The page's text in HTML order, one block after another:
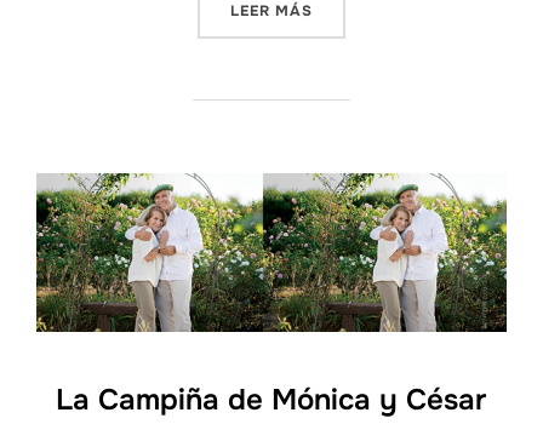
LEER MÁS
La Campiña de Mónica y César